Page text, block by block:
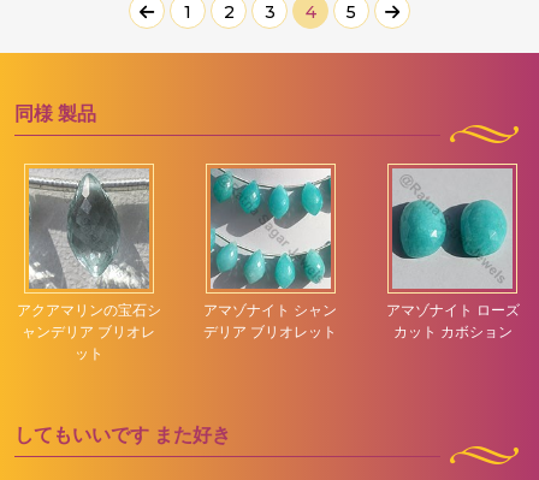
1 2 3 4 5
同様 製品
アクアマリンの宝石シ
ャンデリア ブリオレ
ット
アマゾナイト シャン
デリア ブリオレット
アマゾナイト ローズ
カット カボション
してもいいです また好き